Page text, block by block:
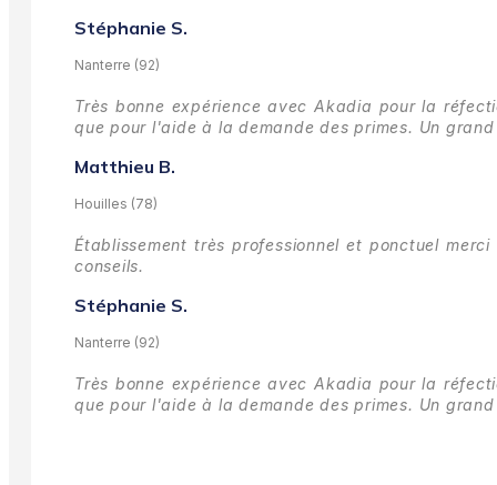
Stéphanie S.
Nanterre (92)
Très bonne expérience avec Akadia pour la
que pour l'aide à la demande des primes. Un
Matthieu B.
Houilles (78)
Établissement très professionnel et ponctuel
conseils.
Stéphanie S.
Nanterre (92)
Très bonne expérience avec Akadia pour la
que pour l'aide à la demande des primes. Un